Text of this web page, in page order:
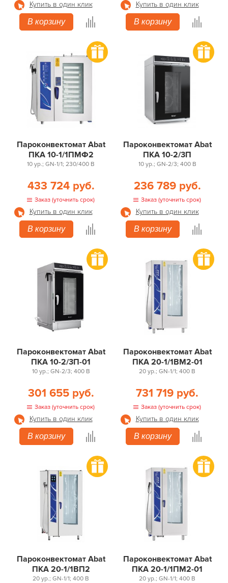
Купить в один клик
В корзину
Купить в один клик
В корзину
Пароконвектомат Abat
ПКА 10-1/1ПМФ2
10 ур.; GN-1/1; 230/400 В
433 724 руб.
Заказ (уточнить срок)
Купить в один клик
В корзину
Пароконвектомат Abat
ПКА 10-2/3П
10 ур.; GN-2/3; 400 В
236 789 руб.
Заказ (уточнить срок)
Купить в один клик
В корзину
Пароконвектомат Abat
ПКА 10-2/3П-01
10 ур.; GN-2/3; 400 В
301 655 руб.
Заказ (уточнить срок)
Купить в один клик
В корзину
Пароконвектомат Abat
ПКА 20-1/1ВМ2-01
20 ур.; GN-1/1; 400 В
731 719 руб.
Заказ (уточнить срок)
Купить в один клик
В корзину
Пароконвектомат Abat
ПКА 20-1/1ВП2
20 ур.; GN-1/1; 400 В
Пароконвектомат Abat
ПКА 20-1/1ПМ2-01
20 ур.; GN-1/1; 400 В